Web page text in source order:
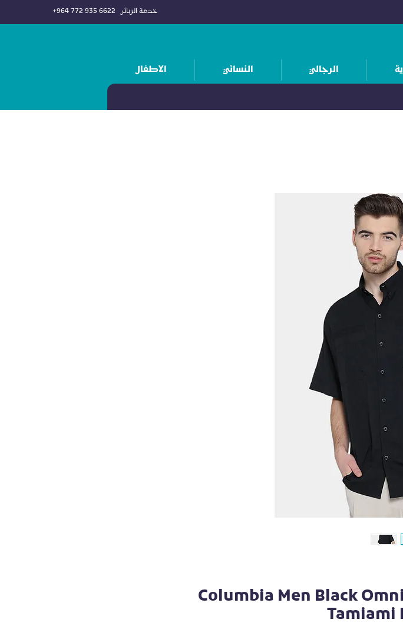
+964 772 935 6622 خدمة الزبائن
الاطفال النسائي الرجالي
Columbia Men Black
Tamiami